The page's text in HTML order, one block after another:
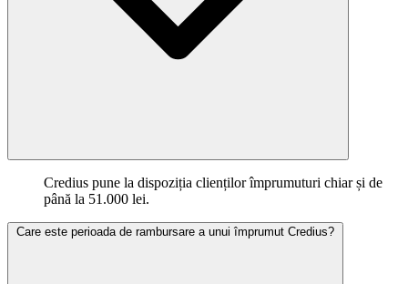
Credius pune la dispoziția clienților împrumuturi chiar și de
până la 51.000 lei.
Care este perioada de rambursare a unui împrumut Credius?